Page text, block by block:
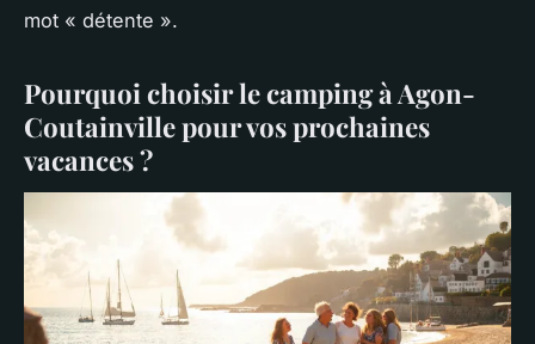
mot « détente ».
Pourquoi choisir le camping à Agon-
Coutainville pour vos prochaines
vacances ?